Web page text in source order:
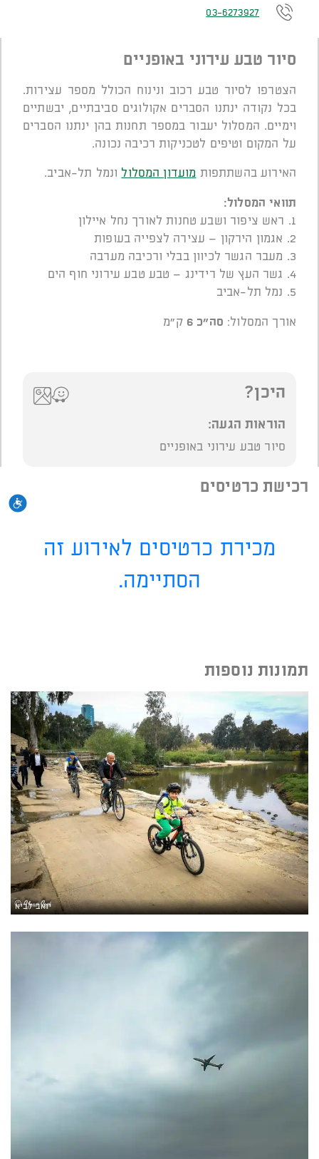
03-6273927
סיור טבע עירוני באופניים
הצטרפו לסיור טבע רכוב ונינוח הכולל מספר עצירות.
בכל נקודה ינתנו הסברים אקולוגים סביבתיים, יבשתיים
וימיים. המסלול יעבור במספר תחנות בהן ינתנו הסברים
על המקום וטיפים לטכניקות רכיבה נכונה.
האירוע בהשתתפות מועדון המסלול ונמל תל-אביב.
תוואי המסלול:
1. ראש ציפור ושבע טחנות לאורך נחל איילון
2. אגמון הירקון – עצירה לצפייה בעופות
3. מעבר הגשר לכיוון בבלי ורכיבה מערבה
4. גשר העץ של רידינג – טבע טבע עירוני חוף הים
5. נמל תל-אביב
אורך המסלול: סה"כ 6 ק"מ
היכן?
הוראות הגעה:
סיור טבע עירוני באופניים
רכישת כרטיסים
מכירת כרטיסים לאירוע זה
הסתיימה.
תמונות נוספות
יואב לביא